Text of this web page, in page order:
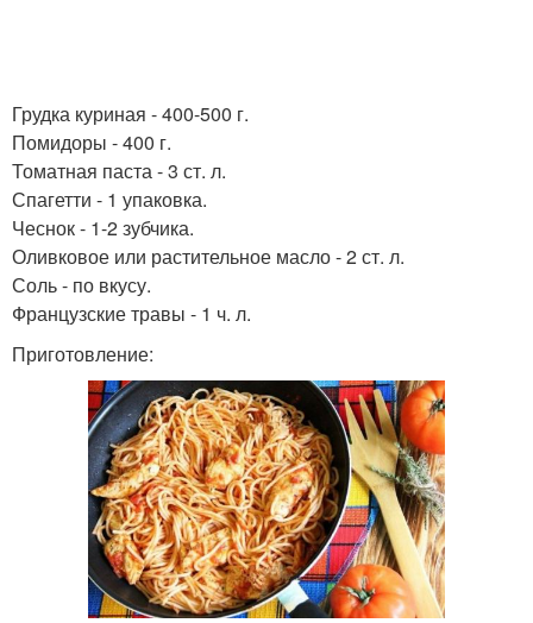
Грудка в простом кляре
Грудки с грибами Сыр в духовке
Грудки с фото Фаршированные сыры
Рулетики с сыром Грудка с овощами
Грудка куриная - 400-500 г.
Помидоры - 400 г.
Томатная паста - 3 ст. л.
Спагетти - 1 упаковка.
Чеснок - 1-2 зубчика.
Оливковое или растительное масло - 2 ст. л.
Соль - по вкусу.
Французские травы - 1 ч. л.
Приготовление: